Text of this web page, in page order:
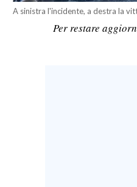
RISULTATI E CLASSIFICHE
A sinistra l'incidente, a destra la
Per restare